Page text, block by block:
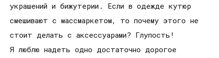
украшений и бижутерии. Если в одежде кутюр
смешивают с массмаркетом, то почему этого не
стоит делать с аксессуарами? Глупость!
Я люблю надеть одно достаточно дорогое